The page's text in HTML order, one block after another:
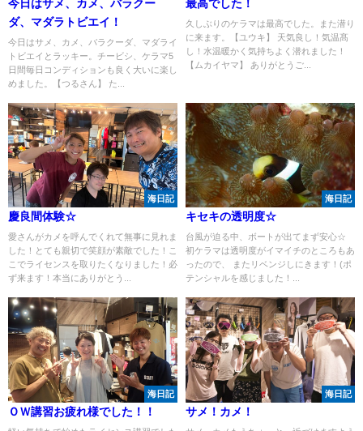
今日はサメ、カメ、バラクー
ダ、マダラトビエイ！
今日はサメ、カメ、バラクーダ、マダライ
トビエイとラッキー。チービシ、ケラマ5
日間毎日コンディションも良く大いに楽し
めました。【つるさん】 た...
最高でした！
久しぶりのケラマは最高でした。また潜り
に来ます。【ユウキ】 天気良し！気温髙
し！水温暖かく気持ちよく潜れました！
【ムカイヤマ】 ありがとうご...
海日記
慶良間体験☆
愛さんがカメを呼んでくれて無事に見れま
した！とても親切で笑顔が素敵でした！こ
こでライセンスを取りたくなりました！必
ず来ます！本当にありがとう...
海日記
キセキの透明度☆
台風が迫る中、ボートが出てまず安心☆
初ケラマは透明度がイマイチのところもあ
ったので、 またリベンジしにきます！(ポ
テンシャルを感じました！...
海日記
ＯＷ講習お疲れ様でした！！
海日記
サメ！カメ！